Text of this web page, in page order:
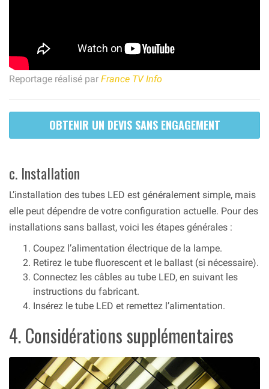
Reportage réalisé par France TV Info
OBTENIR UN DEVIS SANS ENGAGEMENT
c. Installation
L’installation des tubes LED est généralement simple, mais
elle peut dépendre de votre configuration actuelle. Pour des
installations sans ballast, voici les étapes générales :
Coupez l’alimentation électrique de la lampe.
Retirez le tube fluorescent et le ballast (si nécessaire).
Connectez les câbles au tube LED, en suivant les
instructions du fabricant.
Insérez le tube LED et remettez l’alimentation.
4. Considérations supplémentaires